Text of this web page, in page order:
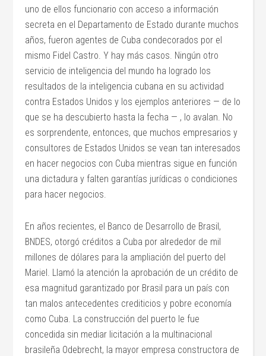
uno de ellos funcionario con acceso a información
secreta en el Departamento de Estado durante muchos
años, fueron agentes de Cuba condecorados por el
mismo Fidel Castro. Y hay más casos. Ningún otro
servicio de inteligencia del mundo ha logrado los
resultados de la inteligencia cubana en su actividad
contra Estados Unidos y los ejemplos anteriores — de lo
que se ha descubierto hasta la fecha — , lo avalan. No
es sorprendente, entonces, que muchos empresarios y
consultores de Estados Unidos se vean tan interesados
en hacer negocios con Cuba mientras sigue en función
una dictadura y falten garantías jurídicas o condiciones
para hacer negocios.
En años recientes, el Banco de Desarrollo de Brasil,
BNDES, otorgó créditos a Cuba por alrededor de mil
millones de dólares para la ampliación del puerto del
Mariel. Llamó la atención la aprobación de un crédito de
esa magnitud garantizado por Brasil para un país con
tan malos antecedentes crediticios y pobre economía
como Cuba. La construcción del puerto le fue
concedida sin mediar licitación a la multinacional
brasileña Odebrecht, la mayor empresa constructora de